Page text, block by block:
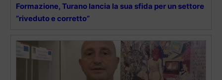
Formazione, Turano lancia la sua sfida per un settore
“riveduto e corretto”